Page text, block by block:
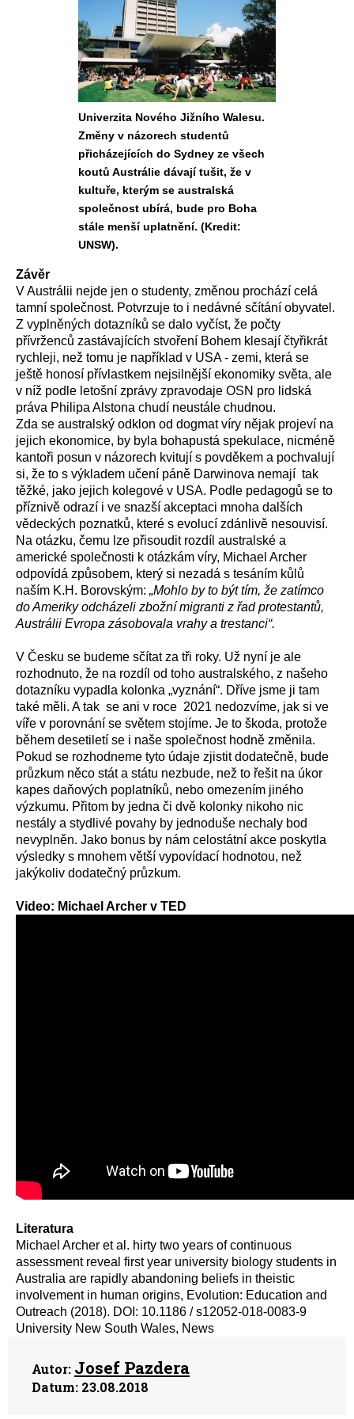
Univerzita Nového Jižního Walesu.
Změny v názorech studentů
přicházejících do Sydney ze všech
koutů Austrálie dávají tušit, že v
kultuře, kterým se australská
společnost ubírá, bude pro Boha
stále menší uplatnění. (Kredit:
UNSW).
Závěr
V Austrálii nejde jen o studenty, změnou prochází celá
tamní společnost. Potvrzuje to i nedávné sčítání obyvatel.
Z vyplněných dotazníků se dalo vyčíst, že počty
přívrženců zastávajících stvoření Bohem klesají čtyřikrát
rychleji, než tomu je například v USA - zemi, která se
ještě honosí přívlastkem nejsilnější ekonomiky světa, ale
v níž podle letošní zprávy zpravodaje OSN pro lidská
práva Philipa Alstona chudí neustále chudnou.
Zda se australský odklon od dogmat víry nějak projeví na
jejich ekonomice, by byla bohapustá spekulace, nicméně
kantoři posun v názorech kvitují s povděkem a pochvalují
si, že to s výkladem učení páně Darwinova nemají tak
těžké, jako jejich kolegové v USA. Podle pedagogů se to
příznivě odrazí i ve snazší akceptaci mnoha dalších
vědeckých poznatků, které s evolucí zdánlivě nesouvisí.
Na otázku, čemu lze přisoudit rozdíl australské a
americké společnosti k otázkám víry, Michael Archer
odpovídá způsobem, který si nezadá s tesáním kůlů
naším K.H. Borovským: „Mohlo by to být tím, že zatímco
do Ameriky odcházeli zbožní migranti z řad protestantů,
Austrálii Evropa zásobovala vrahy a trestanci“.
V Česku se budeme sčítat za tři roky. Už nyní je ale
rozhodnuto, že na rozdíl od toho australského, z našeho
dotazníku vypadla kolonka „vyznání“. Dříve jsme ji tam
také měli. A tak se ani v roce 2021 nedozvíme, jak si ve
víře v porovnání se světem stojíme. Je to škoda, protože
během desetiletí se i naše společnost hodně změnila.
Pokud se rozhodneme tyto údaje zjistit dodatečně, bude
průzkum něco stát a státu nezbude, než to řešit na úkor
kapes daňových poplatníků, nebo omezením jiného
výzkumu. Přitom by jedna či dvě kolonky nikoho nic
nestály a stydlivé povahy by jednoduše nechaly bod
nevyplněn. Jako bonus by nám celostátní akce poskytla
výsledky s mnohem větší vypovídací hodnotou, než
jakýkoliv dodatečný průzkum.
Video: Michael Archer v TED
Literatura
Michael Archer et al. hirty two years of continuous
assessment reveal first year university biology students in
Australia are rapidly abandoning beliefs in theistic
involvement in human origins, Evolution: Education and
Outreach (2018). DOI: 10.1186 / s12052-018-0083-9
University New South Wales, News
Autor: Josef Pazdera
Datum: 23.08.2018